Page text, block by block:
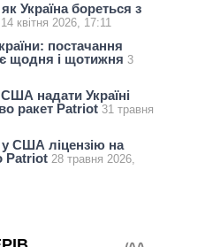
Україна бореться з
14 квітня 2026, 17:11
постачання
щодня і щотижня 3
надати Україні
ракет Patriot 31 травня
США ліцензію на
Patriot 28 травня 2026,